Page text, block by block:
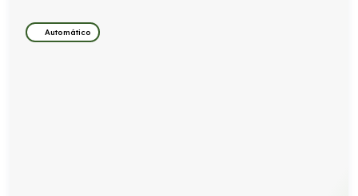
Automático